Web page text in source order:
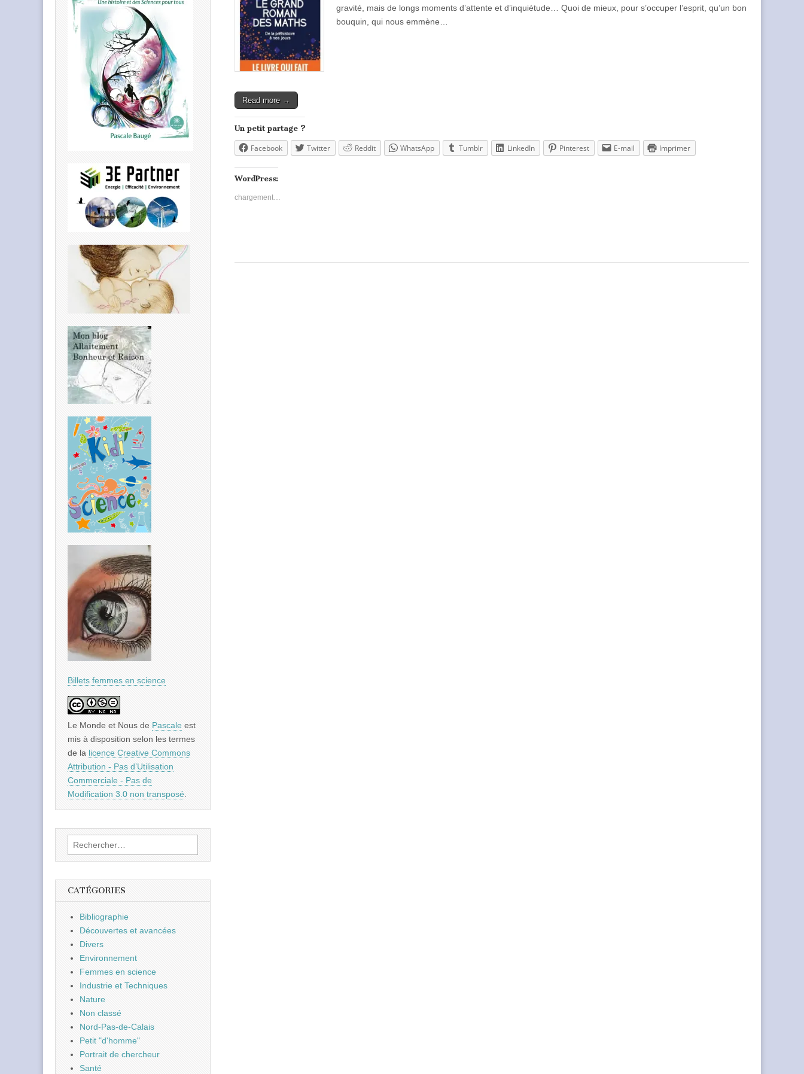
gravité, mais de longs moments d’attente et d’inquiétude… Quoi de mieux, pour s’occuper l’esprit, qu’un bon
bouquin, qui nous emmène…
Read more →
Un petit partage ?
Facebook Twitter Reddit WhatsApp Tumblr LinkedIn Pinterest E-mail Imprimer
WordPress:
chargement…
Billets femmes en science
Le Monde et Nous de Pascale est
mis à disposition selon les termes
de la licence Creative Commons
Attribution - Pas d’Utilisation
Commerciale - Pas de
Modification 3.0 non transposé.
Rechercher :
CATÉGORIES
Bibliographie
Découvertes et avancées
Divers
Environnement
Femmes en science
Industrie et Techniques
Nature
Non classé
Nord-Pas-de-Calais
Petit "d'homme"
Portrait de chercheur
Santé